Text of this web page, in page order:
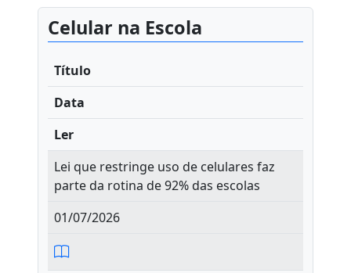
Celular na Escola
Título
Data
Ler
Lei que restringe uso de celulares faz
parte da rotina de 92% das escolas
01/07/2026